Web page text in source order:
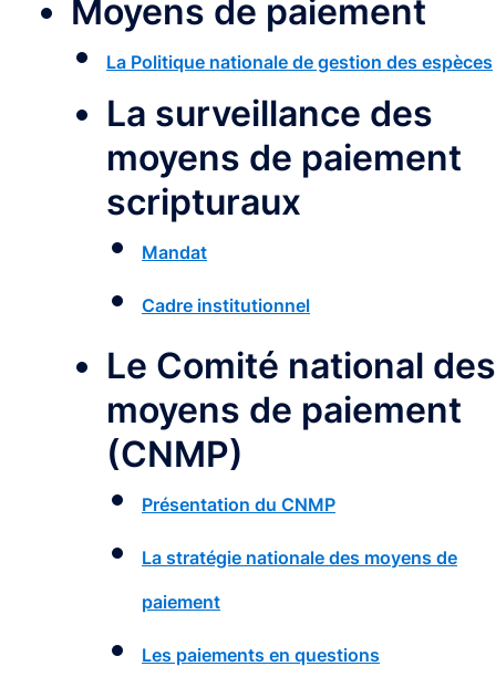
Moyens de paiement
La Politique nationale de gestion des espèces
La surveillance des
moyens de paiement
scripturaux
Mandat
Cadre institutionnel
Le Comité national des
moyens de paiement
(CNMP)
Présentation du CNMP
La stratégie nationale des moyens de
paiement
Les paiements en questions